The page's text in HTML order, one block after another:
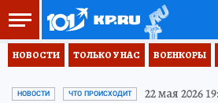
НОВОСТИ ТОЛЬКО У НАС ВОЕНКОРЫ
НОВОСТИ ЧТО ПРОИСХОДИТ 22 мая 2026